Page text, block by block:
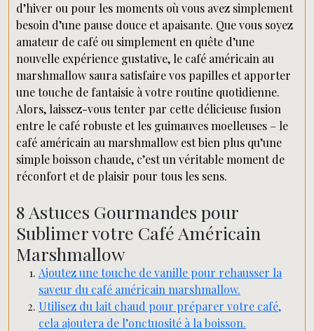
d’hiver ou pour les moments où vous avez simplement
besoin d’une pause douce et apaisante. Que vous soyez
amateur de café ou simplement en quête d’une
nouvelle expérience gustative, le café américain au
marshmallow saura satisfaire vos papilles et apporter
une touche de fantaisie à votre routine quotidienne.
Alors, laissez-vous tenter par cette délicieuse fusion
entre le café robuste et les guimauves moelleuses – le
café américain au marshmallow est bien plus qu’une
simple boisson chaude, c’est un véritable moment de
réconfort et de plaisir pour tous les sens.
8 Astuces Gourmandes pour
Sublimer votre Café Américain
Marshmallow
Ajoutez une touche de vanille pour rehausser la
saveur du café américain marshmallow.
Utilisez du lait chaud pour préparer votre café,
cela ajoutera de l’onctuosité à la boisson.